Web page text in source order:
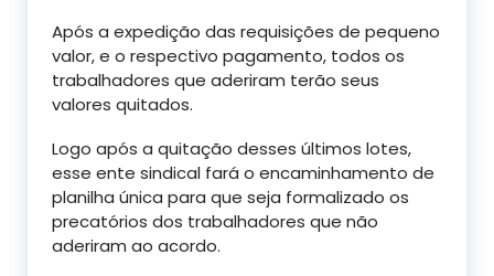
Após a expedição das requisições de pequeno
valor, e o respectivo pagamento, todos os
trabalhadores que aderiram terão seus
valores quitados.
Logo após a quitação desses últimos lotes,
esse ente sindical fará o encaminhamento de
planilha única para que seja formalizado os
precatórios dos trabalhadores que não
aderiram ao acordo.